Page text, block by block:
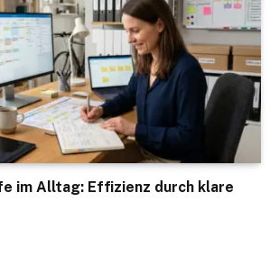
im Alltag: Effizienz durch klare